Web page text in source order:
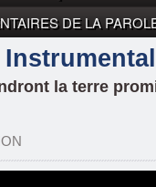
DE LA
la terre